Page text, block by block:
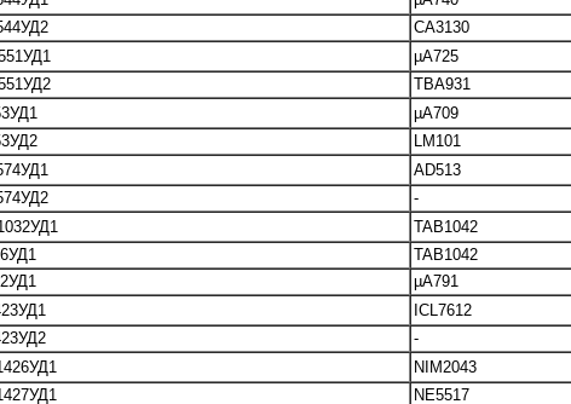
CA3130
µA725
TBA931
µA709
LM101
AD513
-
TAB1042
TAB1042
µA791
ICL7612
-
NIM2043
NE5517